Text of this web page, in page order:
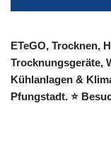
ETeGO, Trocknen,
Trocknungsgeräte,
Kühlanlagen &
Pfungstadt. ⭐